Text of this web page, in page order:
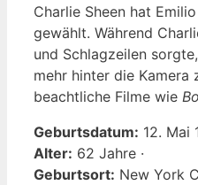
Charlie Sheen hat
gewählt. Während
und Schlagzeilen
mehr hinter die Kamera
beachtliche Filme wie
Geburtsdatum: 12. Mai
Alter: 62 Jahre ·
Geburtsort: New York